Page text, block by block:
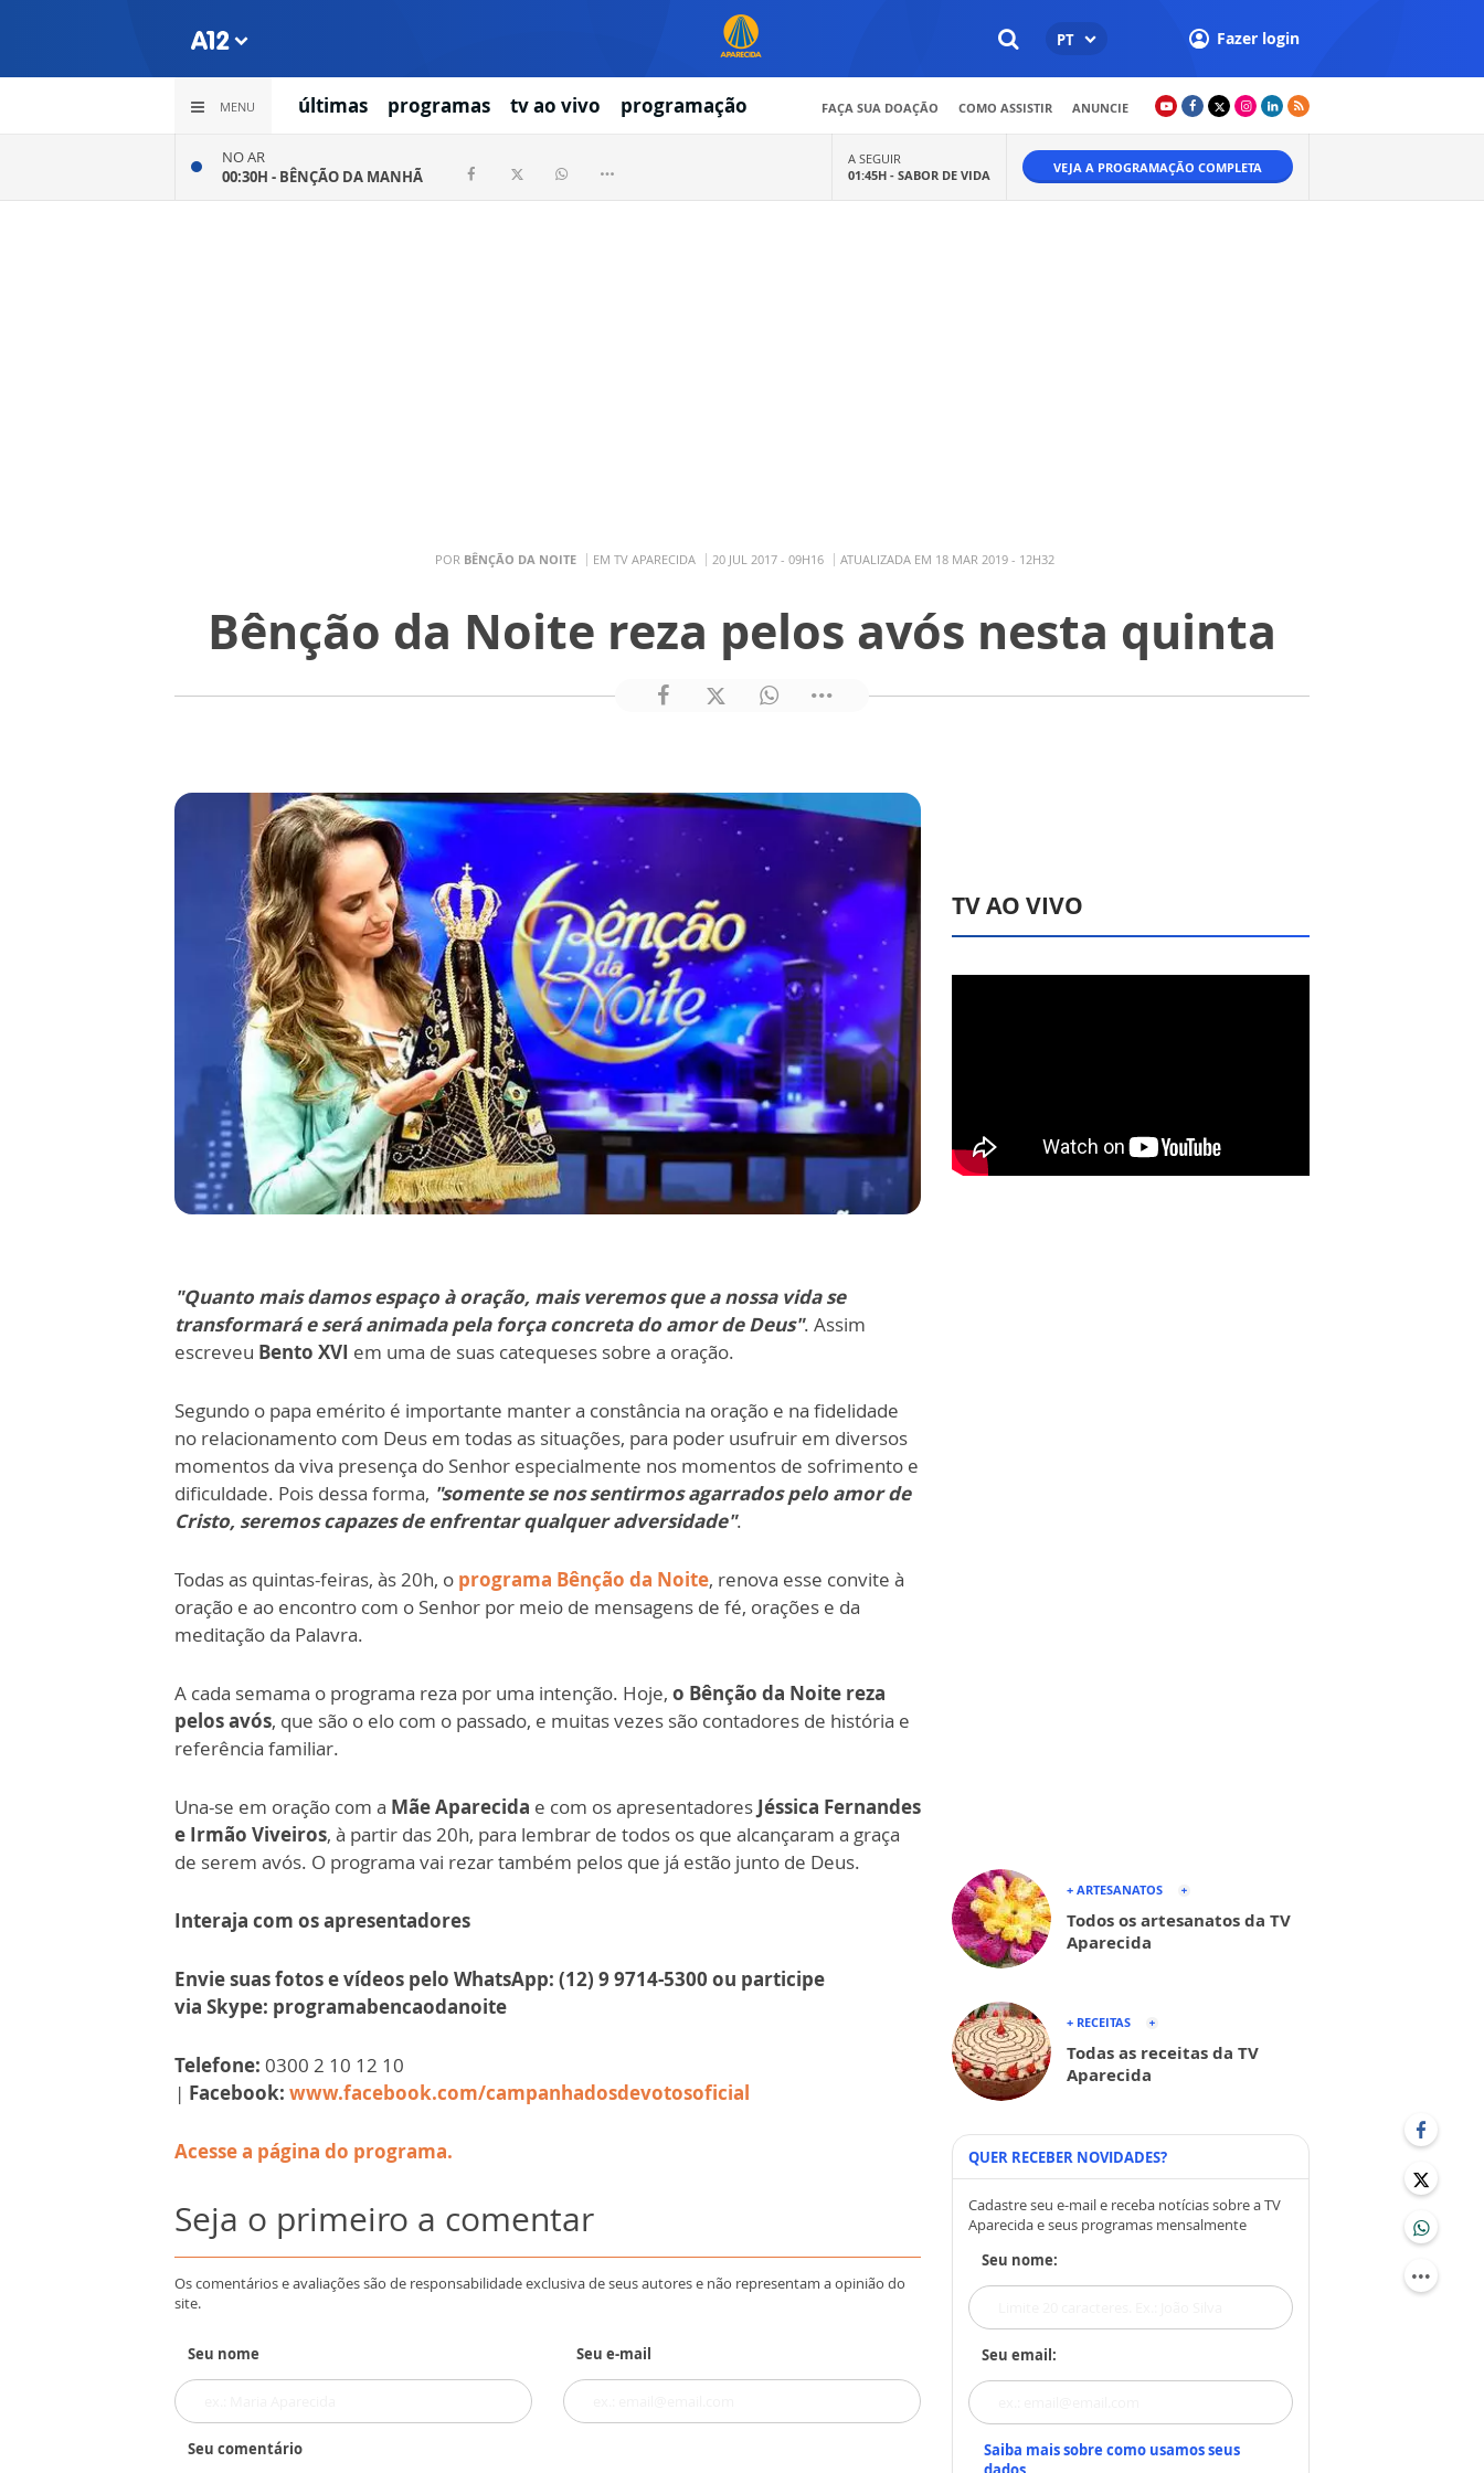
PT Fazer login
MENU últimas programas tv ao vivo programação FAÇA SUA DOAÇÃO COMO ASSISTIR ANUNCIE
NO AR
00:30H - BÊNÇÃO DA MANHÃ
A SEGUIR
01:45H - SABOR DE VIDA VEJA A PROGRAMAÇÃO COMPLETA
POR BÊNÇÃO DA NOITE EM TV APARECIDA 20 JUL 2017 - 09H16 ATUALIZADA EM 18 MAR 2019 - 12H32
Bênção da Noite reza pelos avós nesta quinta
"Quanto mais damos espaço à oração, mais veremos que a nossa vida se
transformará e será animada pela força concreta do amor de Deus". Assim
escreveu Bento XVI em uma de suas catequeses sobre a oração.
Segundo o papa emérito é importante manter a constância na oração e na fidelidade
no relacionamento com Deus em todas as situações, para poder usufruir em diversos
momentos da viva presença do Senhor especialmente nos momentos de sofrimento e
dificuldade. Pois dessa forma, "somente se nos sentirmos agarrados pelo amor de
Cristo, seremos capazes de enfrentar qualquer adversidade".
Todas as quintas-feiras, às 20h, o programa Bênção da Noite, renova esse convite à
oração e ao encontro com o Senhor por meio de mensagens de fé, orações e da
meditação da Palavra.
A cada semama o programa reza por uma intenção. Hoje, o Bênção da Noite reza
pelos avós, que são o elo com o passado, e muitas vezes são contadores de história e
referência familiar.
Una-se em oração com a Mãe Aparecida e com os apresentadores Jéssica Fernandes
e Irmão Viveiros, à partir das 20h, para lembrar de todos os que alcançaram a graça
de serem avós. O programa vai rezar também pelos que já estão junto de Deus.
Interaja com os apresentadores
Envie suas fotos e vídeos pelo WhatsApp: (12) 9 9714-5300 ou participe
via Skype: programabencaodanoite
Telefone: 0300 2 10 12 10
| Facebook: www.facebook.com/campanhadosdevotosoficial
Acesse a página do programa.
Seja o primeiro a comentar
Os comentários e avaliações são de responsabilidade exclusiva de seus autores e não representam a opinião do
site.
Seu nome Seu e-mail
Seu comentário
TV AO VIVO
+ ARTESANATOS
Todos os artesanatos da TV
Aparecida
+ RECEITAS
Todas as receitas da TV
Aparecida
QUER RECEBER NOVIDADES?
Cadastre seu e-mail e receba notícias sobre a TV
Aparecida e seus programas mensalmente
Seu nome:
Seu email:
Saiba mais sobre como usamos seus